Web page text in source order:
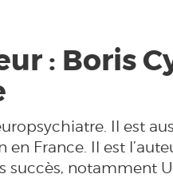
: Boris
Il est
en France. Il est
succès, notamment